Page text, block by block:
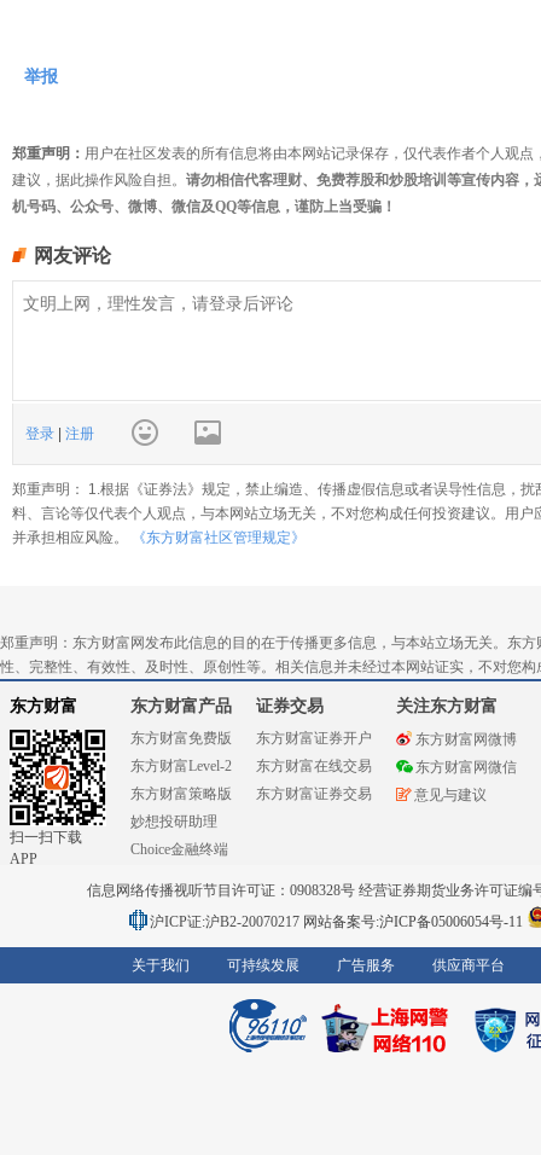
举报
郑重声明： 用户在社区发表的所有信息将由本网站记录保存，仅代表作者个人观
建议，据此操作风险自担。 请勿相信代客理财、免费荐股和炒股培训等宣传内容
机号码、公众号、微博、微信及QQ等信息，谨防上当受骗！
网友评论
登录 注册
郑重声明： 1.根据《证券法》规定，禁止编造、传播虚假信息或者误导性信息，
料、言论等仅代表个人观点，与本网站立场无关，不对您构成任何投资建议。用
并承担相应风险。
《东方财富社区管理规定》
郑重声明：东方财富网发布此信息的目的在于传播更多信息，与本站立场无关。东
性、完整性、有效性、及时性、原创性等。相关信息并未经过本网站证实，不对您
东方财富
扫一扫下载
APP
东方财富产品
东方财富免费版
东方财富Level-2
东方财富策略版
妙想投研助理
Choice金融终端
证券交易
东方财富证券开户
东方财富在线交易
东方财富证券交易
关注东方财富
东方财富网微博
东方财富网微信
意见与建议
信息网络传播视听节目许可证：0908328号 经营证券期货业务许可证编
沪ICP证:沪B2-20070217 网站备案号:沪ICP备05006054号-11
关于我们 可持续发展 广告服务 供应商平台